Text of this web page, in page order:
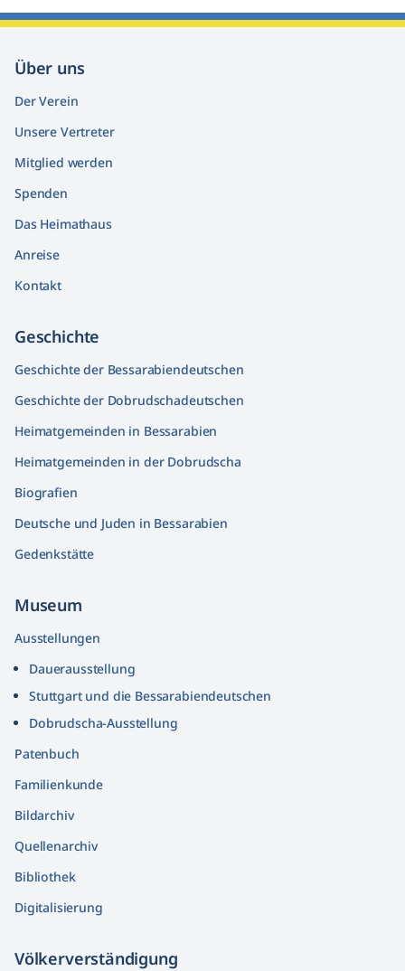
Über uns
Der Verein
Unsere Vertreter
Mitglied werden
Spenden
Das Heimathaus
Anreise
Kontakt
Geschichte
Geschichte der Bessarabiendeutschen
Geschichte der Dobrudschadeutschen
Heimatgemeinden in Bessarabien
Heimatgemeinden in der Dobrudscha
Biografien
Deutsche und Juden in Bessarabien
Gedenkstätte
Museum
Ausstellungen
Dauerausstellung
Stuttgart und die Bessarabiendeutschen
Dobrudscha­-Ausstellung
Patenbuch
Familienkunde
Bildarchiv
Quellenarchiv
Bibliothek
Digitalisierung
Völkerver­ständigung